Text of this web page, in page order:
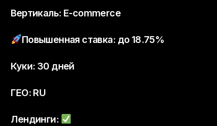
Вертикаль: E-commerce
Повышенная ставка: до 18.75%
Куки: 30 дней
ГЕО: RU
Лендинги: